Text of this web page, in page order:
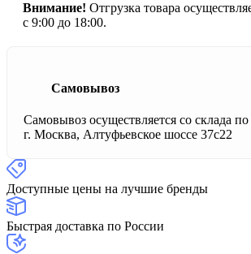
Внимание! Отгрузка товара
с 9:00 до 18:00.
Самовывоз
Самовывоз осуществляется со склада по
г. Москва, Алтуфьевское шоссе 37с22
Доступные цены на лучшие бренды
Быстрая доставка по России